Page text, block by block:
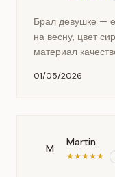
Брал девушке —
на весну, цвет
материал
01/05/2026
M
Martin
★★★★★